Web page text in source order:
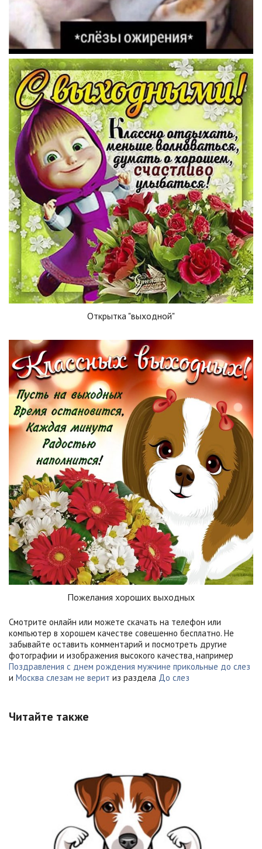
Открытка "выходной"
Пожелания хороших выходных
Смотрите онлайн или можете скачать на телефон или
компьютер в хорошем качестве совешенно бесплатно. Не
забывайте оставить комментарий и посмотреть другие
фотографии и изображения высокого качества, например
Поздравления с днем рождения мужчине прикольные до слез
и Москва слезам не верит из раздела До слез
Читайте также